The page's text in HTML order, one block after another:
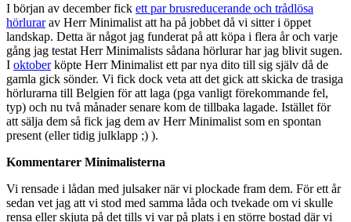
I början av december fick ett par brusreducerande och trådlösa
hörlurarav Herr Minimalist att ha på jobbet då vi sitter i öppet
landskap. Detta är något jag funderat på att köpa i flera år och varje
gång jag testat Herr Minimalists sådana hörlurar har jag blivit sugen.
I oktoberköpte Herr Minimalist ett par nya dito till sig själv då de
gamla gick sönder. Vi fick dock veta att det gick att skicka de trasiga
hörlurarna till Belgien för att laga (pga vanligt förekommande fel,
typ) och nu två månader senare kom de tillbaka lagade. Istället för
att sälja dem så fick jag dem av Herr Minimalist som en spontan
present (eller tidig julklapp ;) ).
Kommentarer Minimalisterna
Vi rensade i lådan med julsaker när vi plockade fram dem. För ett år
sedan vet jag att vi stod med samma låda och tvekade om vi skulle
rensa eller skjuta på det tills vi var på plats i en större bostad där vi